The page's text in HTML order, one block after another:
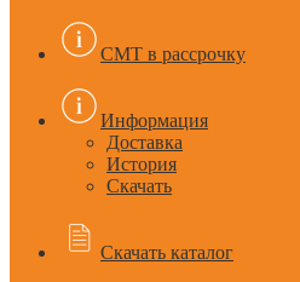
CMT в рассрочку
Информация
Доставка
История
Скачать
Скачать каталог